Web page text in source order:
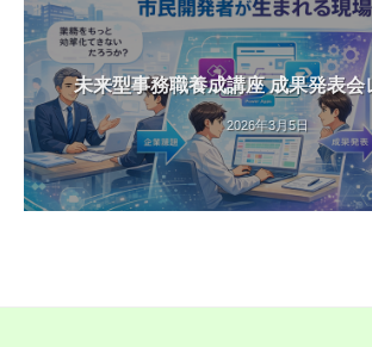
未来型事務職養成講座 成果発表
2026年3月5日